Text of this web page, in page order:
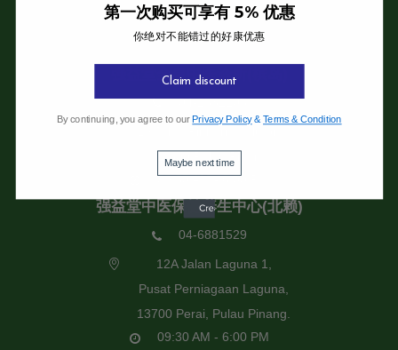
强益堂全息中医诊所
强益堂全息中医诊所(槟岛)
04-2832108
11600 Pulau Pinang.
09:30 AM - 6:00 PM
强益堂中医保健养生中心(北赖)
04-6881529
12A Jalan Laguna 1,
Pusat Perniagaan Laguna,
13700 Perai, Pulau Pinang.
09:30 AM - 6:00 PM
第一次购买可享有 5% 优惠
你绝对不能错过的好康优惠
Claim discount
By continuing, you agree to our Privacy Policy&Terms & Condition
Maybe next time